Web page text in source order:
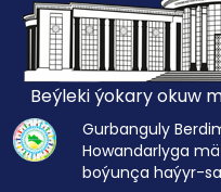
Beýleki ýokary okuw
Gurbanguly
Howandarlyga
boýunça haýyr-